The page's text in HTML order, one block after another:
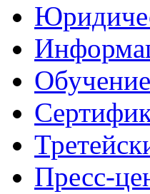
Обучение
Пресс-